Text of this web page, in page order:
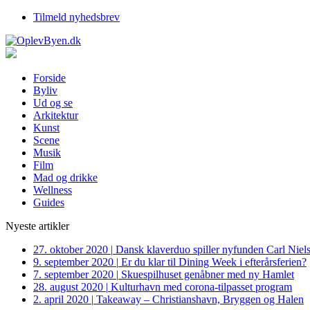
Tilmeld nyhedsbrev
Forside
Byliv
Ud og se
Arkitektur
Kunst
Scene
Musik
Film
Mad og drikke
Wellness
Guides
Nyeste artikler
27. oktober 2020 | Dansk klaverduo spiller nyfunden Carl
9. september 2020 | Er du klar til Dining Week i efterårsferien?
7. september 2020 | Skuespilhuset genåbner med ny Hamlet
28. august 2020 | Kulturhavn med corona-tilpasset program
2. april 2020 | Takeaway – Christianshavn, Bryggen og Halen